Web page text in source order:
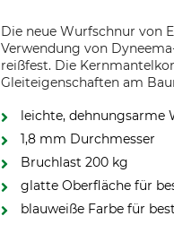
Die neue Wurfschnur von
Verwendung von
reißfest. Die
Gleiteigenschaften am
leichte, dehnungsarme
1,8 mm Durchmesser
Bruchlast 200 kg
glatte Oberfläche für
blauweiße Farbe für